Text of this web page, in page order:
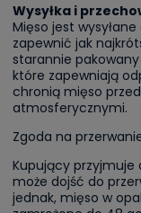
Wysyłka i
Mięso jest wysyłane
zapewnić jak
starannie
które zapewniają
chronią mięso
atmosferycznymi.
Zgoda na
Kupujący przyjmuje
może dojść do
jednak, mięso w